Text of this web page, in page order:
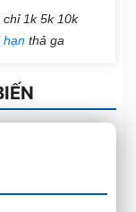
1k 5k 10k
hạn thả ga